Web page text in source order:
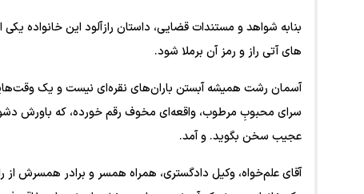
بنابه شواهد و مستندات قضایی، داستان رازآلود این خانواده
های آتی راز و رمز آن برملا شود.
سرای محبوبِ مرطوب، واقعه‌ای مخوف رقم خورده، که باورش
عجیب سخن بگوید. و آمد.